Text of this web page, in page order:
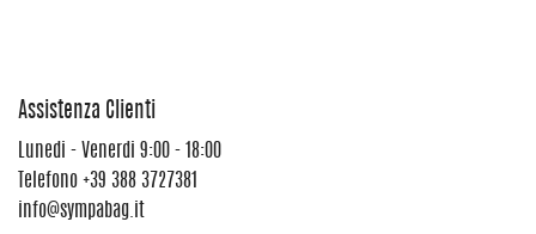
Assistenza Clienti
Lunedi - Venerdi 9:00 - 18:00
Telefono +39 388 3727381
info@sympabag.it